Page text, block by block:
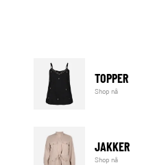
TOPPER
Shop nå
JAKKER
Shop nå